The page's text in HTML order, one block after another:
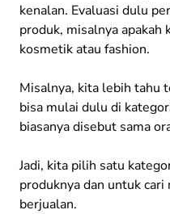
kenalan. Evaluasi dulu
produk, misalnya apakah
kosmetik atau fashion.
Misalnya, kita lebih tahu
bisa mulai dulu di
biasanya disebut sama
Jadi, kita pilih satu
produknya dan untuk
berjualan.